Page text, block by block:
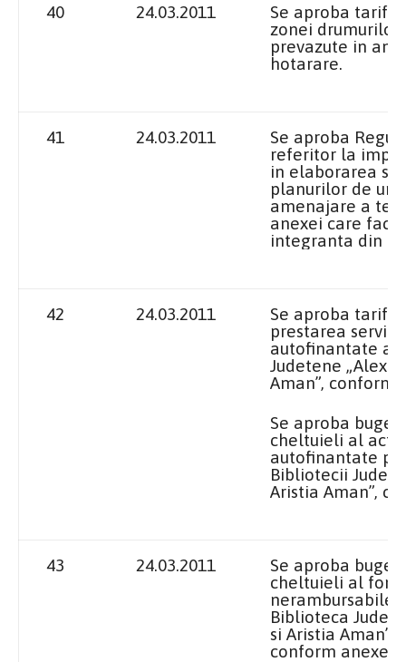
40 24.03.2011
Se aproba
zonei drumurilor
prevazute in
hotarare.
41 24.03.2011
Se aproba
referitor la
in elaborarea
planurilor de
amenajare a
anexei care
integranta din
42 24.03.2011
Se aproba
prestarea
autofinantate a
Judetene
Aman”, conform
Se aproba
cheltuieli al
autofinantate pe
Bibliotecii
Aristia Aman”,
43 24.03.2011
Se aproba
cheltuieli al
nerambursabile
Biblioteca
si Aristia Aman”,
conform